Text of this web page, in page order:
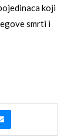
koji
smrti i